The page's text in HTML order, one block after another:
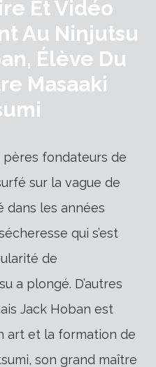
Et Vidéo
Au Ninjutsu
Élève Du
Masaaki
pères fondateurs de
sur la vague de
dans les années
qui s’est
de
a plongé. D’autres
Jack Hoban est
art et la formation de
son grand maître